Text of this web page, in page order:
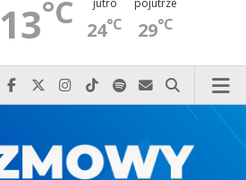
13°C jutro
24°C
pojutrze
29°C
Najlepiej po prostu do nas zadzwoń
Odwiedź nas na Facebook-u
Odwiedź nas na X
Odwiedź nas na Instagram-ie
Odwiedź nas na TikTok-u
Szukaj nas na Spotify
Wyślij do nas
Szukaj